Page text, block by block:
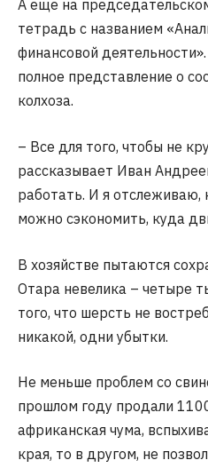
А еще на
тетрадь с названием
финансовой
полное представление о
колхоза.
– Все для того, чтобы не
рассказывает Иван
работать. И я отслеживаю,
можно сэкономить, куда
В хозяйстве пытаются
Отара невелика – четыре
того, что шерсть не
никакой, одни убытки.
Не меньше проблем со
прошлом году продали
африканская чума,
края, то в другом, не